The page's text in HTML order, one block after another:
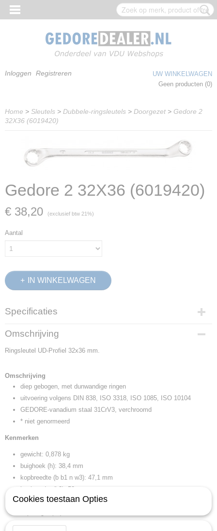
Inloggen Registreren
UW WINKELWAGEN
Geen producten (0)
Home > Sleutels > Dubbele-ringsleutels > Doorgezet > Gedore 2
32X36 (6019420)
Gedore 2 32X36 (6019420)
€ 38,20 (exclusief btw 21%)
Aantal
IN WINKELWAGEN
Specificaties
Productcode
6019420
EAN code
Productcode leverancier
41 x 5,30 x 5 cm
Omschrijving
Ringsleutel UD-Profiel 32x36 mm.
Omschrijving
diep gebogen, met dunwandige ringen
uitvoering volgens DIN 838, ISO 3318, ISO 1085, ISO 10104
GEDORE-vanadium staal 31CrV3, verchroomd
* niet genormeerd
Kenmerken
gewicht: 0,878 kg
buighoek (h): 38,4 mm
kopbreedte (b b1 n w3): 47,1 mm
kopbreedte (b2): 53 mm
kophoogte (a a1 b h l2 t): 17,4 mm
lengte (l l1): 400 mm
Cookies toestaan Opties